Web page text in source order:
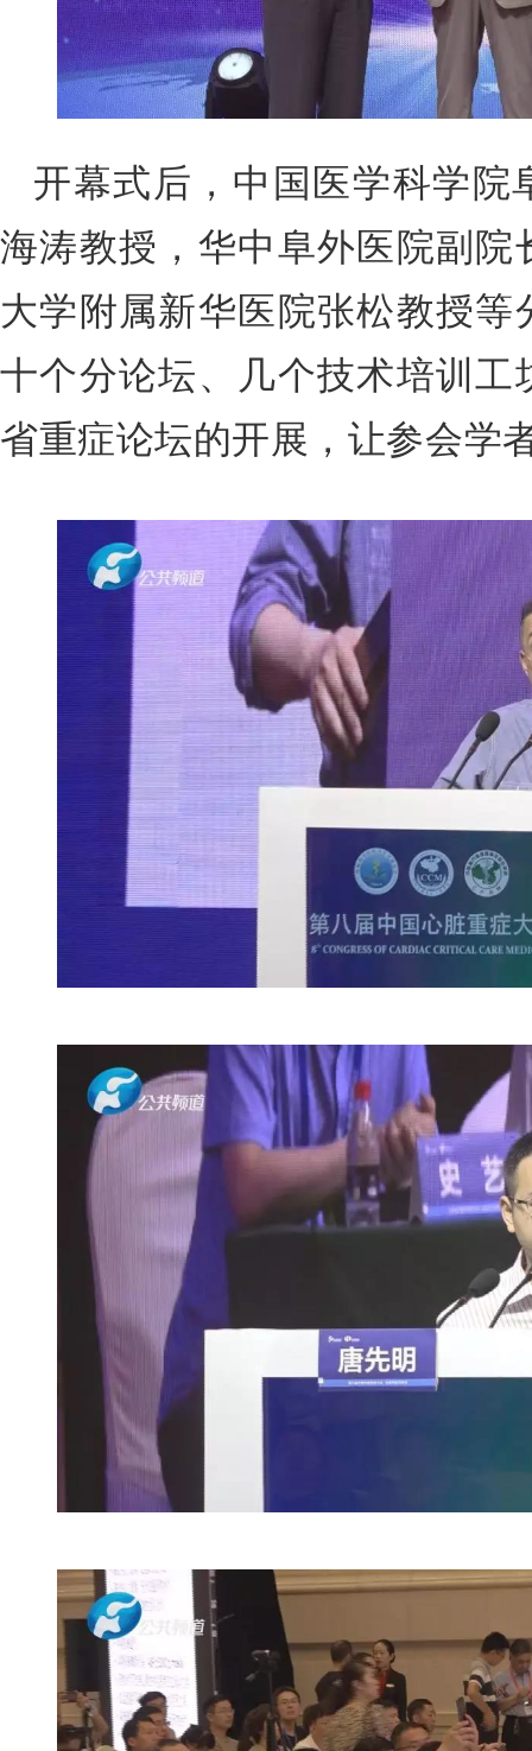
开幕式后，中国医学科学院
海涛教授，华中阜外医院副
大学附属新华医院张松教授
十个分论坛、几个技术培训
省重症论坛的开展，让参会学